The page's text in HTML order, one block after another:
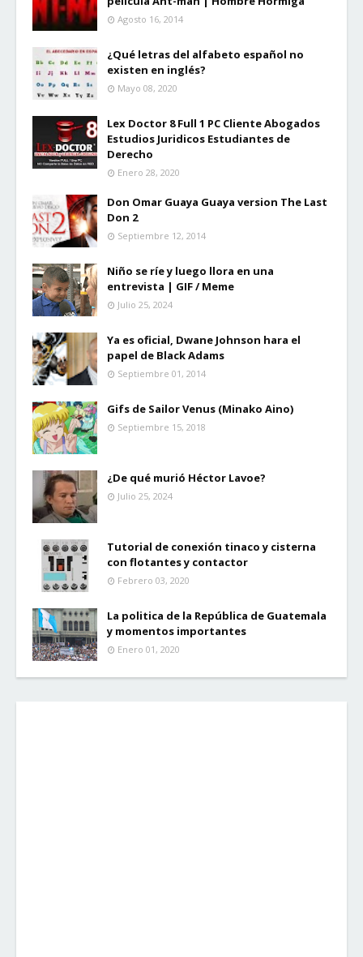
Agosto 16, 2014
¿Qué letras del alfabeto español no
existen en inglés?
Mayo 08, 2020
Lex Doctor 8 Full 1 PC Cliente Abogados
Estudios Juridicos Estudiantes de
Derecho
Enero 28, 2020
Don Omar Guaya Guaya version The Last
Don 2
Septiembre 12, 2014
Niño se ríe y luego llora en una
entrevista | GIF / Meme
Julio 25, 2024
Ya es oficial, Dwane Johnson hara el
papel de Black Adams
Septiembre 01, 2014
Gifs de Sailor Venus (Minako Aino)
Septiembre 15, 2018
¿De qué murió Héctor Lavoe?
Julio 25, 2024
Tutorial de conexión tinaco y cisterna
con flotantes y contactor
Febrero 03, 2020
La politica de la República de Guatemala
y momentos importantes
Enero 01, 2020